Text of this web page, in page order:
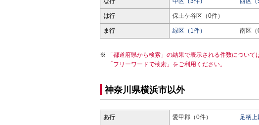
は行 保土ケ谷区（0件）
ま行 緑区（1件） 南区（
「都道府県から検索」の結果で表示される件数につい
「フリーワードで検索」をご利用ください。
神奈川県横浜市以外
あ行 愛甲郡（0件） 足柄上